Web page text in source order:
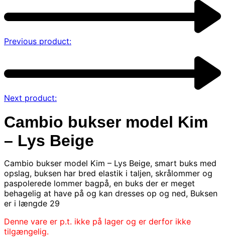
Previous product:
Next product:
Cambio bukser model Kim
– Lys Beige
Cambio bukser model Kim – Lys Beige, smart buks med
opslag, buksen har bred elastik i taljen, skrålommer og
paspolerede lommer bagpå, en buks der er meget
behagelig at have på og kan dresses op og ned, Buksen
er i længde 29
Denne vare er p.t. ikke på lager og er derfor ikke
tilgængelig.